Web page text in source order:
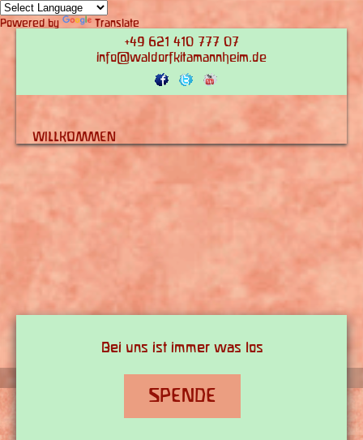
Powered by Translate
+49 621 410 777 07
info@waldorfkitamannheim.de
WILLKOMMEN
Bei uns ist immer was los
SPENDE